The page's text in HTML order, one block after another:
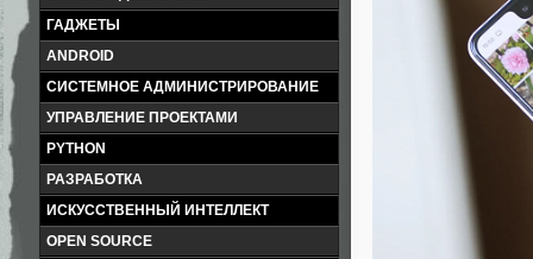
ГАДЖЕТЫ
ANDROID
СИСТЕМНОЕ АДМИНИСТРИРОВАНИЕ
УПРАВЛЕНИЕ ПРОЕКТАМИ
PYTHON
РАЗРАБОТКА
ИСКУССТВЕННЫЙ ИНТЕЛЛЕКТ
OPEN SOURCE